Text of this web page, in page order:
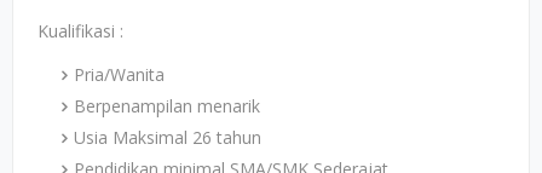
Kualifikasi :
Pria/Wanita
Berpenampilan menarik
Usia Maksimal 26 tahun